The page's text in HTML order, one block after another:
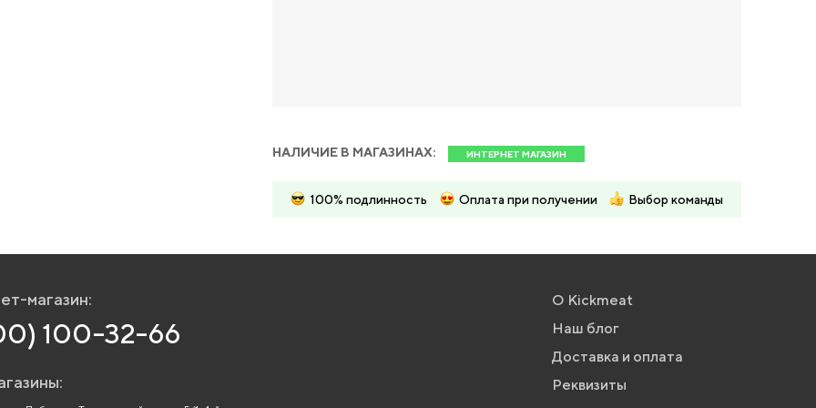
НАЛИЧИЕ В МАГАЗИНАХ: ИНТЕРНЕТ МАГАЗИН
100% подлинность Оплата при получении Выбор команды
магазин:
100-32-66
О Kickmeat
Наш блог
Доставка и оплата
Реквизиты